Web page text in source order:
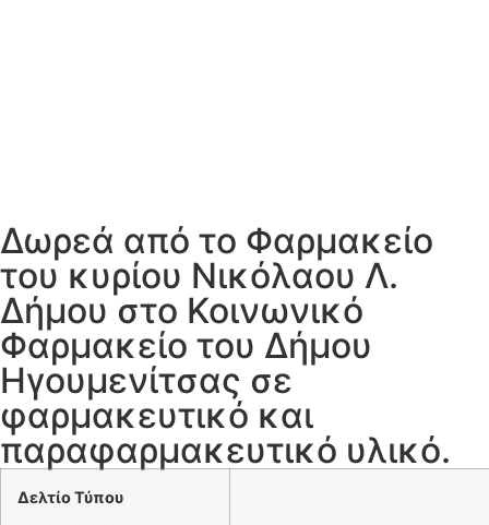
Δωρεά από το Φαρμακείο
του κυρίου Νικόλαου Λ.
Δήμου στο Κοινωνικό
Φαρμακείο του Δήμου
Ηγουμενίτσας σε
φαρμακευτικό και
παραφαρμακευτικό υλικό.
Δελτίο Τύπου